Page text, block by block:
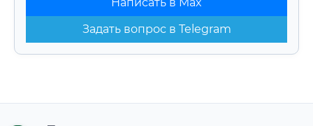
Задать вопрос в Telegram